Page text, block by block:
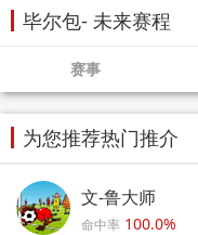
毕尔包- 未来赛程
赛事
为您推荐热门推介
文-鲁大师
命中率 100.0%